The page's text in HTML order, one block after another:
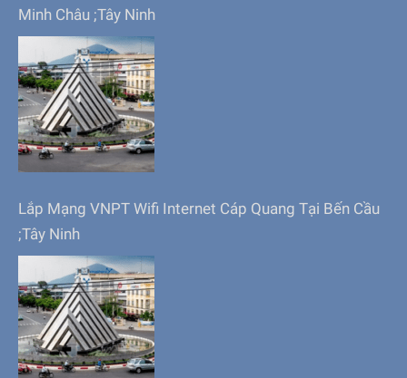
Minh Châu ;Tây Ninh
Lắp Mạng VNPT Wifi Internet Cáp Quang Tại Bến Cầu
;Tây Ninh